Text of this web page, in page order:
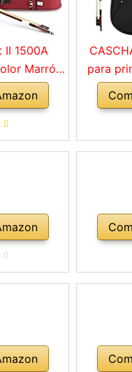
II 1500A
Marrón
para
arco,
hombro,